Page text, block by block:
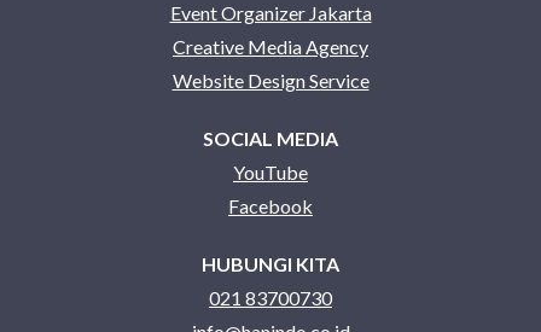
Event Organizer Jakarta
Creative Media Agency
Website Design Service
SOCIAL MEDIA
YouTube
Facebook
HUBUNGI KITA
021 83700730